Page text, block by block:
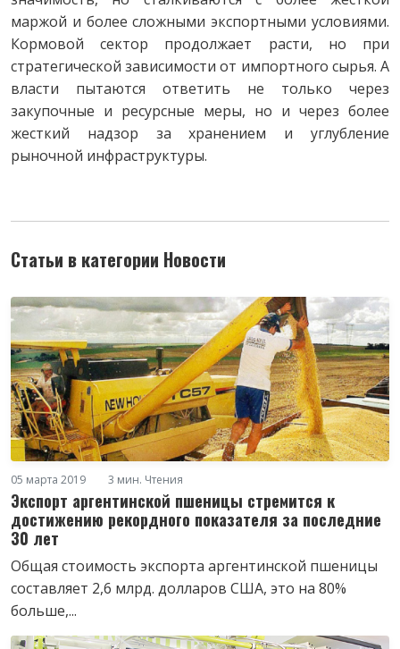
маржой и более сложными экспортными условиями.
Кормовой сектор продолжает расти, но при
стратегической зависимости от импортного сырья. А
власти пытаются ответить не только через
закупочные и ресурсные меры, но и через более
жесткий надзор за хранением и углубление
рыночной инфраструктуры.
Статьи в категории Новости
05 марта 2019 3 мин. Чтения
Экспорт аргентинской пшеницы стремится к
достижению рекордного показателя за последние
30 лет
Общая стоимость экспорта аргентинской пшеницы
составляет 2,6 млрд. долларов США, это на 80%
больше,...